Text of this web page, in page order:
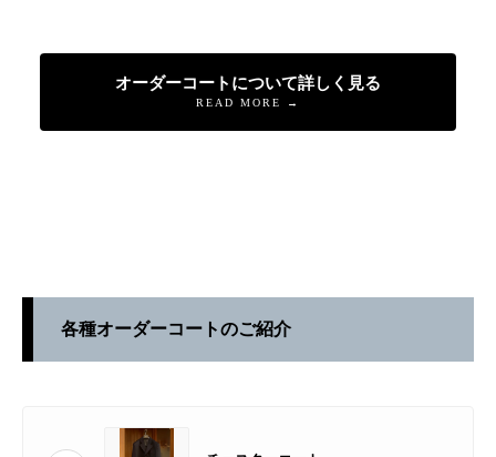
オーダーコートについて詳しく見る
READ MORE →
各種オーダーコートのご紹介